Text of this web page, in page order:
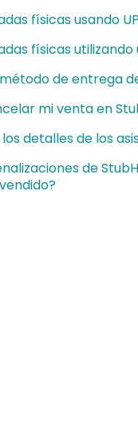
físicas usando
físicas
de entrega
mi venta en
detalles de los
de